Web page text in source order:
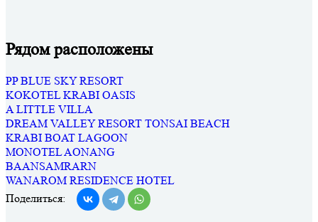
Рядом расположены
PP BLUE SKY RESORT
KOKOTEL KRABI OASIS
A LITTLE VILLA
DREAM VALLEY RESORT TONSAI BEACH
KRABI BOAT LAGOON
MONOTEL AONANG
BAANSAMRARN
WANAROM RESIDENCE HOTEL
Поделиться: